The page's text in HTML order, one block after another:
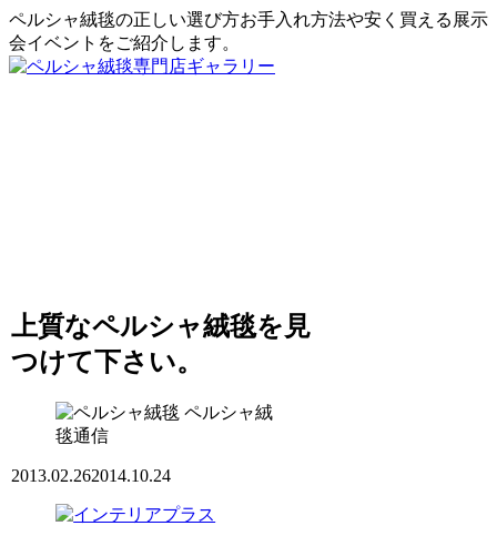
ペルシャ絨毯の正しい選び方お手入れ方法や安く買える展示
会イベントをご紹介します。
上質なペルシャ絨毯を見
つけて下さい。
ペルシャ絨
毯通信
2013.02.262014.10.24